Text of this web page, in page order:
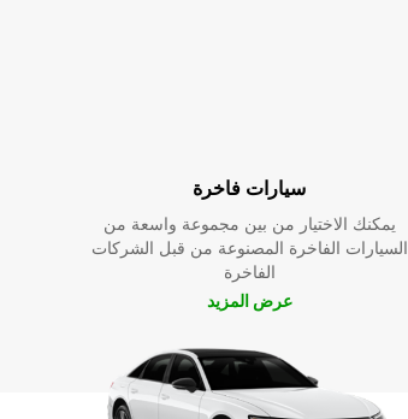
سيارات فاخرة
يمكنك الاختيار من بين مجموعة واسعة من
السيارات الفاخرة المصنوعة من قبل الشركات
الفاخرة
عرض المزيد